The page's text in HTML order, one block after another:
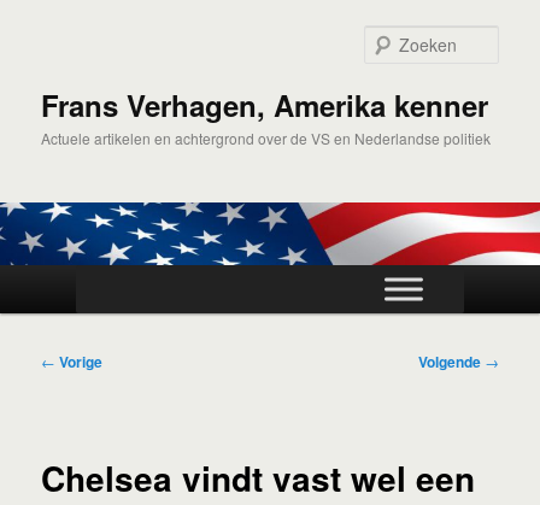
inhoudFrans Verhagen, Amerika kenner
Actuele artikelen en achtergrond over de VS en Nederlandse politiek
Bericht
← Vorige Volgende →
Chelsea vindt vast wel een